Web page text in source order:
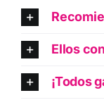
Ellos
¡Todos